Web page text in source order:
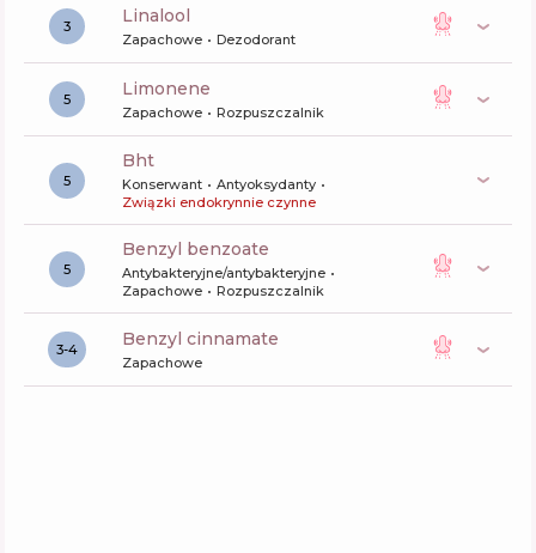
3 linalool
Zapachowe Dezodorant
5 limonene
Zapachowe Rozpuszczalnik
5
bht
Konserwant
Antyoksydanty
Związki endokrynnie czynne
5
benzyl benzoate
Antybakteryjne/antybakteryjne
Zapachowe
Rozpuszczalnik
3-4 benzyl cinnamate
Zapachowe